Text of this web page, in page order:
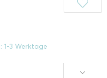
3 Werktage